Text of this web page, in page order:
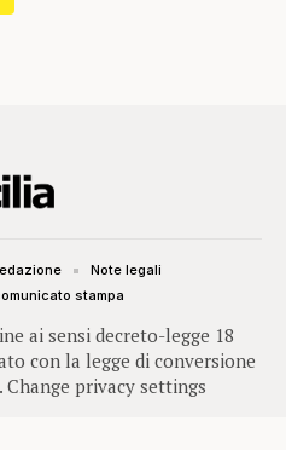
ai sensi decreto-legge 18
con la legge di conversione
Change privacy settings
Note legali
stampa